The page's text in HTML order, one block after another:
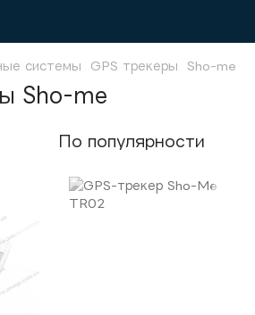
системы GPS трекеры Sho-me
Sho-me
По популярности